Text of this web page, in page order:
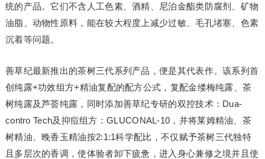
统的产品。它们不含人工色素、酒精、尼泊金酯类防腐剂、矿物
油脂、动物性原料，能在较大程度上减少过敏、毛孔堵塞、色素
沉着等问题。
善草纪最新推出的茶树三代系列产品，便是其代表作。该系列首
创纯露+功效组方+精油复配的配方公式，复配金缕梅纯露、茶
树纯露及芦荟纯露，同时添加善草纪专研的双控技术：Dua-
contro Tech及抑痘组方：GLUCONAL-10，并将莱姆精油、茶
树精油、晚香玉精油按2:1:1科学配比，不仅赋予茶树三代独特
且多层次的香调，使体验者卸下疲惫，进入身心兼修之境并且使